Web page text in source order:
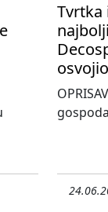
Tvrtka